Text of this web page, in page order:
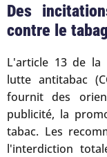
Des
contre le
L'article 13 de la
lutte antitabac
fournit des
publicité, la
tabac. Les
l'interdiction